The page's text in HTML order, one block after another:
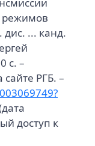
режимов
дис. ... канд.
с. –
РГБ. –
доступ к